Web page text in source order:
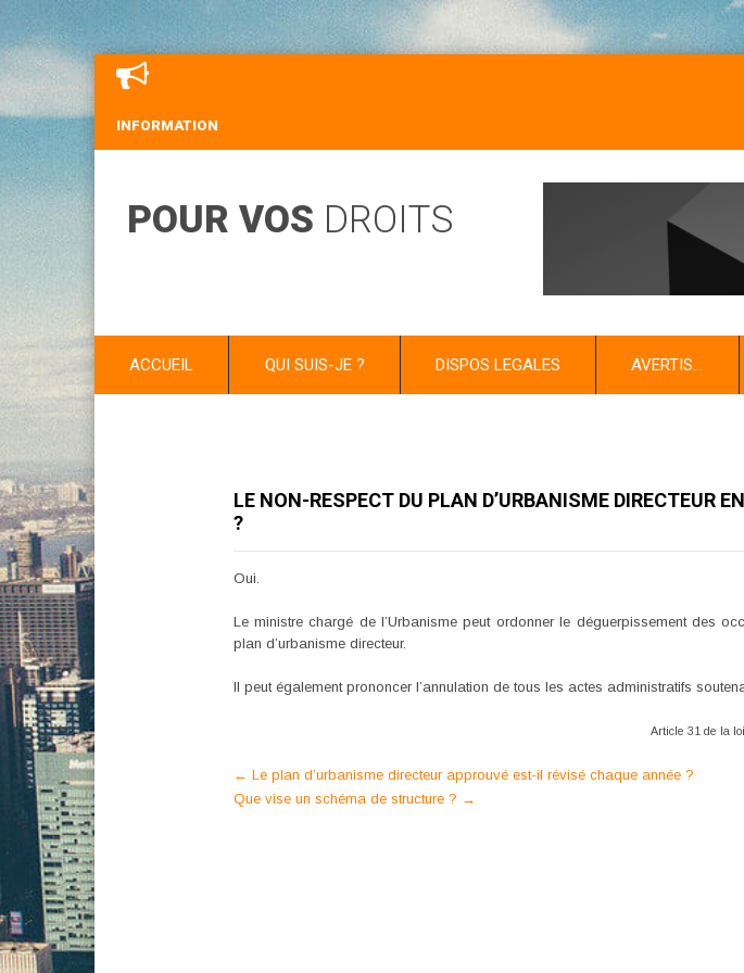
INFORMATION
POUR VOS DROITS
ACCUEIL QUI SUIS-JE ? DISPOS LEGALES AVERTIS…
LE NON-RESPECT DU PLAN D’URBANISME DIRECTEUR
?
Oui.
Le ministre chargé de l’Urbanisme peut ordonner le déguerpissement des
plan d’urbanisme directeur.
Il peut également prononcer l’annulation de tous les actes administratifs
Article 31 de la
Post
navigation
← Le plan d’urbanisme directeur approuvé est-il révisé chaque année ?
Que vise un schéma de structure ? →